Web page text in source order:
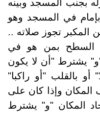
بجنب المسجد وبينه
في المسجد وهو
المكبر تجوز صلاته ..
السطح بمن هو في
"و" يشترط "أن لا يكون
أو بالقلب "أو راكبا"
المكان وإذا كان على
المكان "و" يشترط